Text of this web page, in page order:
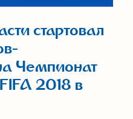
стартовал
Чемпионат
2018 в